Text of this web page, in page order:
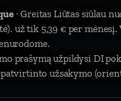
· Greitas Liūtas siūlau
už tik 5,39 € per
prašymą užpildysi DI
užsakymo